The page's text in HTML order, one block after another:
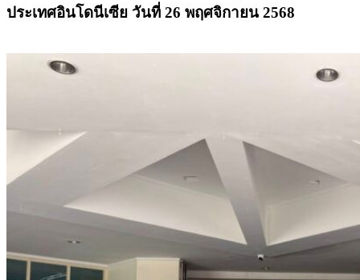
ประเทศอินโดนีเซีย วันที่ 26 พฤศจิกายน 2568